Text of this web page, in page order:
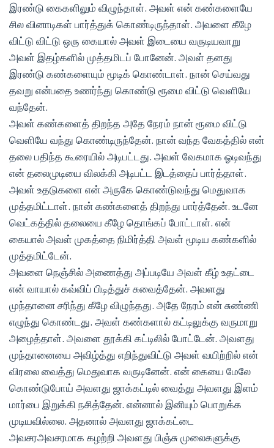
இரண்டு கைகளிலும் விழுந்தாள். அவள் என் கண்களையே
சில வினாடிகள் பார்த்துக் கொண்டிருந்தாள். அவளை கீழே
விட்டு விட்டு ஒரு கையால் அவள் இடையை வருடியவாறு
அவள் இதழ்களில் முத்தமிடப் போனேன். அவள் தனது
இரண்டு கண்களையும் மூடிக் கொண்டாள். நான் செய்வது
தவறு என்பதை உணர்ந்து கொண்டு ரூமை விட்டு வெளியே
வந்தேன்.
அவள் கண்களைத் திறந்த அதே நேரம் நான் ரூமை விட்டு
வெளியே வந்து கொண்டிருந்தேன். நான் வந்த வேகத்தில் என்
தலை பதிந்த கூரையில் அடிபட்டது. அவள் வேகமாக ஓடிவந்து
என் தலைமுடியை விலக்கி அடிபட்ட இடத்தைப் பார்த்தாள்.
அவள் உதடுகளை என் அருகே கொண்டுவந்து மெதுவாக
முத்தமிட்டாள். நான் கண்களைத் திறந்து பார்த்தேன். உடனே
வெட்கத்தில் தலையை கீழே தொங்கப் போட்டாள். என்
கையால் அவள் முகத்தை நிமிர்த்தி அவள் மூடிய கண்களில்
முத்தமிட்டேன்.
அவளை நெஞ்சில் அணைத்து அப்படியே அவள் கீழ் உதட்டை
என் வாயால் கவ்விப் பிடித்துச் சுவைத்தேன். அவளது
முந்தானை சரிந்து கீழே விழுந்தது. அதே நேரம் என் சுண்ணி
எழுந்து கொண்டது. அவள் கண்களால் கட்டிலுக்கு வருமாறு
அழைத்தாள். அவளை தூக்கி கட்டிலில் போட்டேன். அவளது
முந்தானையை அவிழ்த்து எறிந்துவிட்டு அவள் வயிற்றில் என்
விரலை வைத்து மெதுவாக வருடினேன். என் கையை மேலே
கொண்டுபோய் அவளது ஜாக்கட்டில் வைத்து அவளது இளம்
மார்பை இறுக்கி நசித்தேன். என்னால் இனியும் பொறுக்க
முடியவில்லை. அதனால் அவளது ஜாக்கட்டை
அவசரஅவசரமாக கழற்றி அவளது பிஞ்சு முலைகளுக்கு